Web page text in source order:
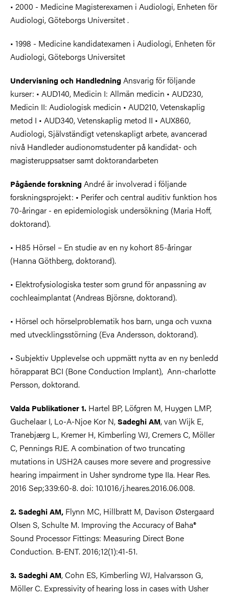
• 2000 - Medicine Magisterexamen i Audiologi, Enheten för
Audiologi, Göteborgs Universitet .
• 1998 - Medicine kandidatexamen i Audiologi, Enheten för
Audiologi, Göteborgs Universitet
Undervisning och Handledning Ansvarig för följande
kurser: • AUD140, Medicin I: Allmän medicin • AUD230,
Medicin II: Audiologisk medicin • AUD210, Vetenskaplig
metod I • AUD340, Vetenskaplig metod II • AUX860,
Audiologi, Självständigt vetenskapligt arbete, avancerad
nivå Handleder audionomstudenter på kandidat- och
magisteruppsatser samt doktorandarbeten
Pågående forskning André är involverad i följande
forskningsprojekt: • Perifer och central auditiv funktion hos
70-åringar - en epidemiologisk undersökning (Maria Hoff,
doktorand).
• H85 Hörsel – En studie av en ny kohort 85-åringar
(Hanna Göthberg, doktorand).
• Elektrofysiologiska tester som grund för anpassning av
cochleaimplantat (Andreas Björsne, doktorand).
• Hörsel och hörselproblematik hos barn, unga och vuxna
med utvecklingsstörning (Eva Andersson, doktorand).
• Subjektiv Upplevelse och uppmätt nytta av en ny benledd
hörapparat BCI (Bone Conduction Implant), Ann-charlotte
Persson, doktorand.
Valda Publikationer1. Hartel BP, Löfgren M, Huygen LMP,
Guchelaar I, Lo-A-Njoe Kor N,Sadeghi AM, van Wijk E,
Tranebjærg L, Kremer H, Kimberling WJ, Cremers C, Möller
C, Pennings RJE. A combination of two truncating
mutations in USH2A causes more severe and progressive
hearing impairment in Usher syndrome type IIa. Hear Res.
2016 Sep;339:60-8. doi: 10.1016/j.heares.2016.06.008.
2. Sadeghi AM, Flynn MC, Hillbratt M, Davison Østergaard
Olsen S, Schulte M. Improving the Accuracy of Baha®
Sound Processor Fittings: Measuring Direct Bone
Conduction. B-ENT. 2016;12(1):41-51.
3. Sadeghi AM, Cohn ES, Kimberling WJ, Halvarsson G,
Möller C. Expressivity of hearing loss in cases with Usher